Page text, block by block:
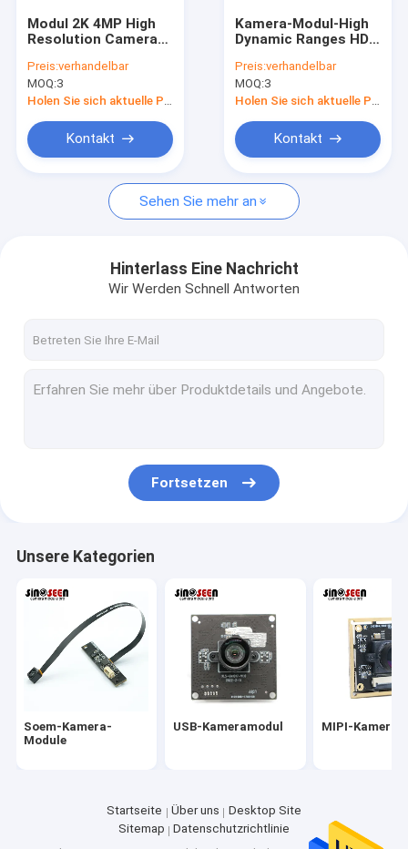
USB-Kameramodul
MIPI-Kameramodul
DVP-Kameramodul
Nachtsicht-Kamera-Modul
Doppellinsen-Kamera-Modul
5MP Camera Module
13MP Camera Module
Kamera-Modul-Objektiv
Himbeeren-PU-Kamera-Modul
Modul 2K 4MP High
Resolution Camera
Omnivision OV4689
Preis:verhandelbar
MOQ:3
Holen Sie sich aktuelle Preis
Kontakt
Kamera-Modul-High
Dynamic Ranges HDR
kleiner USB Sensor
Preis:verhandelbar
MOQ:3
Holen Sie sich aktuelle Preis
Kontakt
Sehen Sie mehr an
Hinterlass Eine Nachricht
Wir Werden Schnell Antworten
Fortsetzen
Unsere Kategorien
Soem-Kamera-
Module
USB-Kameramodul MIPI-
Startseite Über uns
Desktop Site
Sitemap
Datenschutzrichtlinie